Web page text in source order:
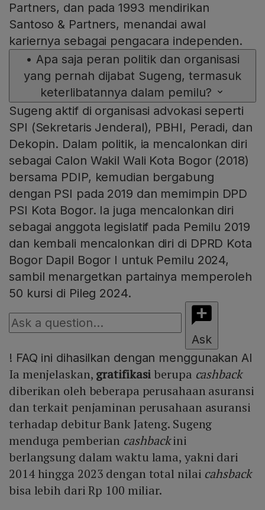
Partners, dan pada 1993 mendirikan
Santoso & Partners, menandai awal
kariernya sebagai pengacara independen.
• Apa saja peran politik dan organisasi
yang pernah dijabat Sugeng, termasuk
keterlibatannya dalam pemilu?
Sugeng aktif di organisasi advokasi seperti
SPI (Sekretaris Jenderal), PBHI, Peradi, dan
Dekopin. Dalam politik, ia mencalonkan diri
sebagai Calon Wakil Wali Kota Bogor (2018)
bersama PDIP, kemudian bergabung
dengan PSI pada 2019 dan memimpin DPD
PSI Kota Bogor. Ia juga mencalonkan diri
sebagai anggota legislatif pada Pemilu 2019
dan kembali mencalonkan diri di DPRD Kota
Bogor Dapil Bogor I untuk Pemilu 2024,
sambil menargetkan partainya memperoleh
50 kursi di Pileg 2024.
Ask
! FAQ ini dihasilkan dengan menggunakan AI
Ia menjelaskan, gratifikasiberupa cashback
diberikan oleh beberapa perusahaan asuransi
dan terkait penjaminan perusahaan asuransi
terhadap debitur Bank Jateng. Sugeng
menduga pemberian cashbackini
berlangsung dalam waktu lama, yakni dari
2014 hingga 2023 dengan total nilai cahsback
bisa lebih dari Rp 100 miliar.